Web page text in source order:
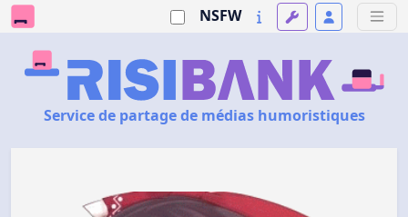
NSFW
Service de partage de médias humoristiques